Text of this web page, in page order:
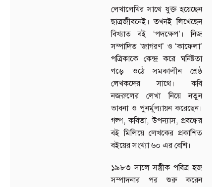
লেখালেখির সাথে যুক্ত হয়েছেন
ছাত্রজীবনেই। তখনই লিখেছেন
বিখ্যাত বই ‘পদক্ষেপ’। নিজ
সম্পাদিত ‘জাগরণ’ ও ‘কাফেলা’
পত্রিকাকে কেন্দ্র করে ঘনিষ্টতা
গড়ে ওঠে সমকালীন শ্রেষ্ঠ
লেখকদের সাথে। কবি
নজরুলের লেখা নিয়ে নতুন
ভাবনা ও পুনর্মূল্যায়ন করেছেন।
গল্প, কবিতা, উপন্যাস, প্রবন্ধের
বই মিলিয়ে লেখকের প্রকাশিত
বইয়ের সংখ্যা ৬০ এর বেশি।
১৯৮৩ সালে সস্ত্রীক পবিত্র হজ
সম্পাদনার পর শুরু করেন